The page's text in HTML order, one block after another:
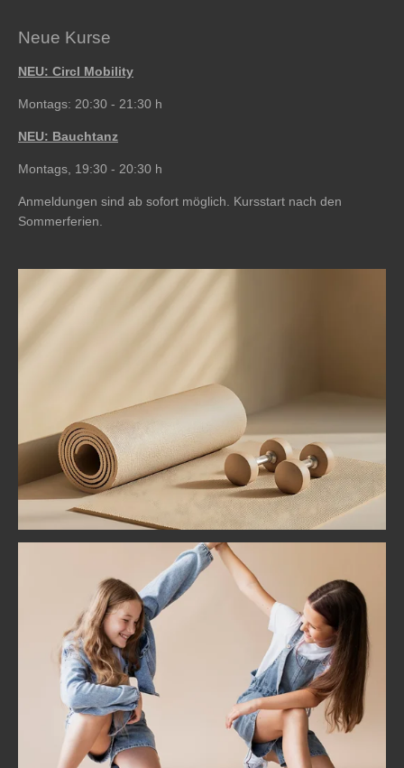
Neue Kurse
NEU: Circl Mobility
Montags: 20:30 - 21:30 h
NEU: Bauchtanz
Montags, 19:30 - 20:30 h
Anmeldungen sind ab sofort möglich. Kursstart nach den
Sommerferien.